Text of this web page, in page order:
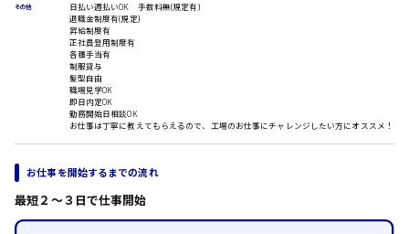
ラウンダー営業
ルート営業
その他の専門職
施設管理・整備
自動車整備士
配送・ドライバー
その他
日払い週払いOK 手数料無(規定有)
退職金制度有(規定)
昇給制度有
正社員登用制度有
各種手当有
制服貸与
髪型自由
職場見学OK
即日内定OK
勤務開始日相談OK
お仕事は丁寧に教えてもらえるので、工場のお仕事にチャレンジしたい方にオススメ！
お仕事を開始するまでの流れ
最短２〜３日で仕事開始